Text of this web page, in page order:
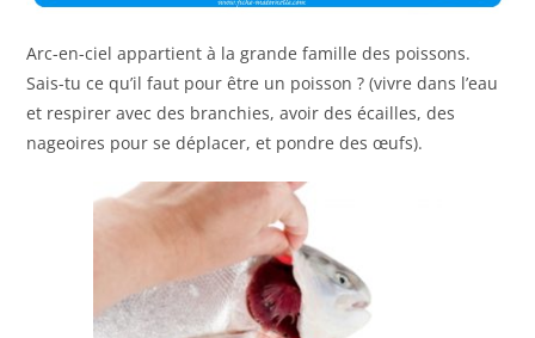
Arc-en-ciel appartient à la grande famille des poissons.
Sais-tu ce qu’il faut pour être un poisson ? (vivre dans l’eau
et respirer avec des branchies, avoir des écailles, des
nageoires pour se déplacer, et pondre des œufs).